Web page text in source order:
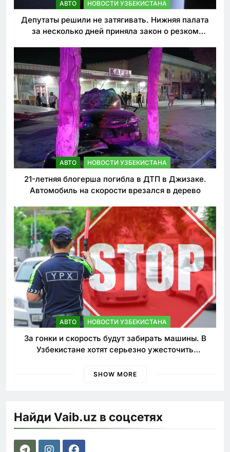
АВТО НОВОСТИ УЗБЕКИСТАНА
Депутаты решили не затягивать. Нижняя палата
за несколько дней приняла закон о резком
АВТО НОВОСТИ УЗБЕКИСТАНА
21-летняя блогерша погибла в ДТП в Джизаке.
Автомобиль на скорости врезался в дерево
АВТО НОВОСТИ УЗБЕКИСТАНА
За гонки и скорость будут забирать машины. В
Узбекистане хотят серьезно ужесточить
SHOW MORE
Найди Vaib.uz в соцсетях